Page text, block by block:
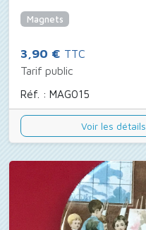
Magnets
3,90 € TTC
Tarif public
Réf. : MAG015
Voir les détails